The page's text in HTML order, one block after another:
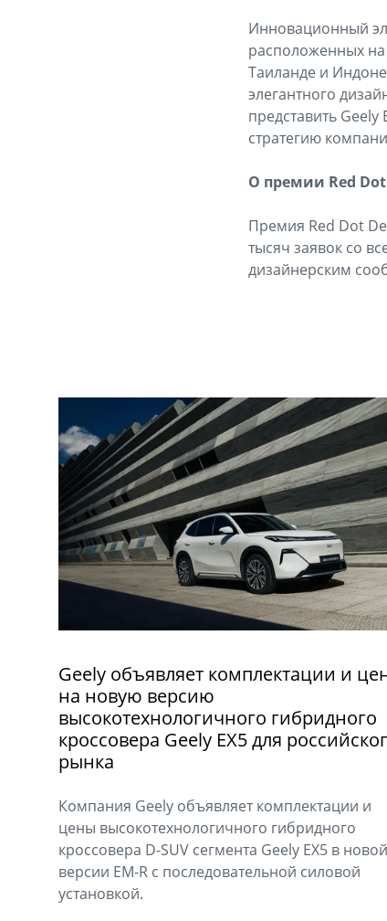
Инновационный
расположенных
Таиланде и
элегантного
представить
стратегию
О премии Red
Премия Red Dot
тысяч заявок со
дизайнерским
Geely объявляет комплектации и
на новую версию
высокотехнологичного гибридного
кроссовера Geely EX5 для
рынка
Компания Geely объявляет комплектации и
цены высокотехнологичного гибридного
кроссовера D-SUV сегмента Geely EX5 в новой
версии EM-R с последовательной силовой
установкой.